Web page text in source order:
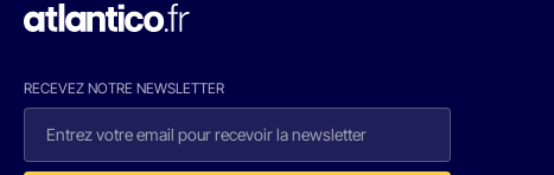
RECEVEZ NOTRE NEWSLETTER